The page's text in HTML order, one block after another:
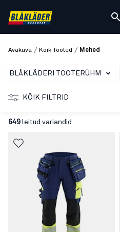
Avakuva / Koik Tooted / Mehed
BLÅKLÄDERI TOOTERÜHM
KÕIK FILTRID
649 leitud variandid